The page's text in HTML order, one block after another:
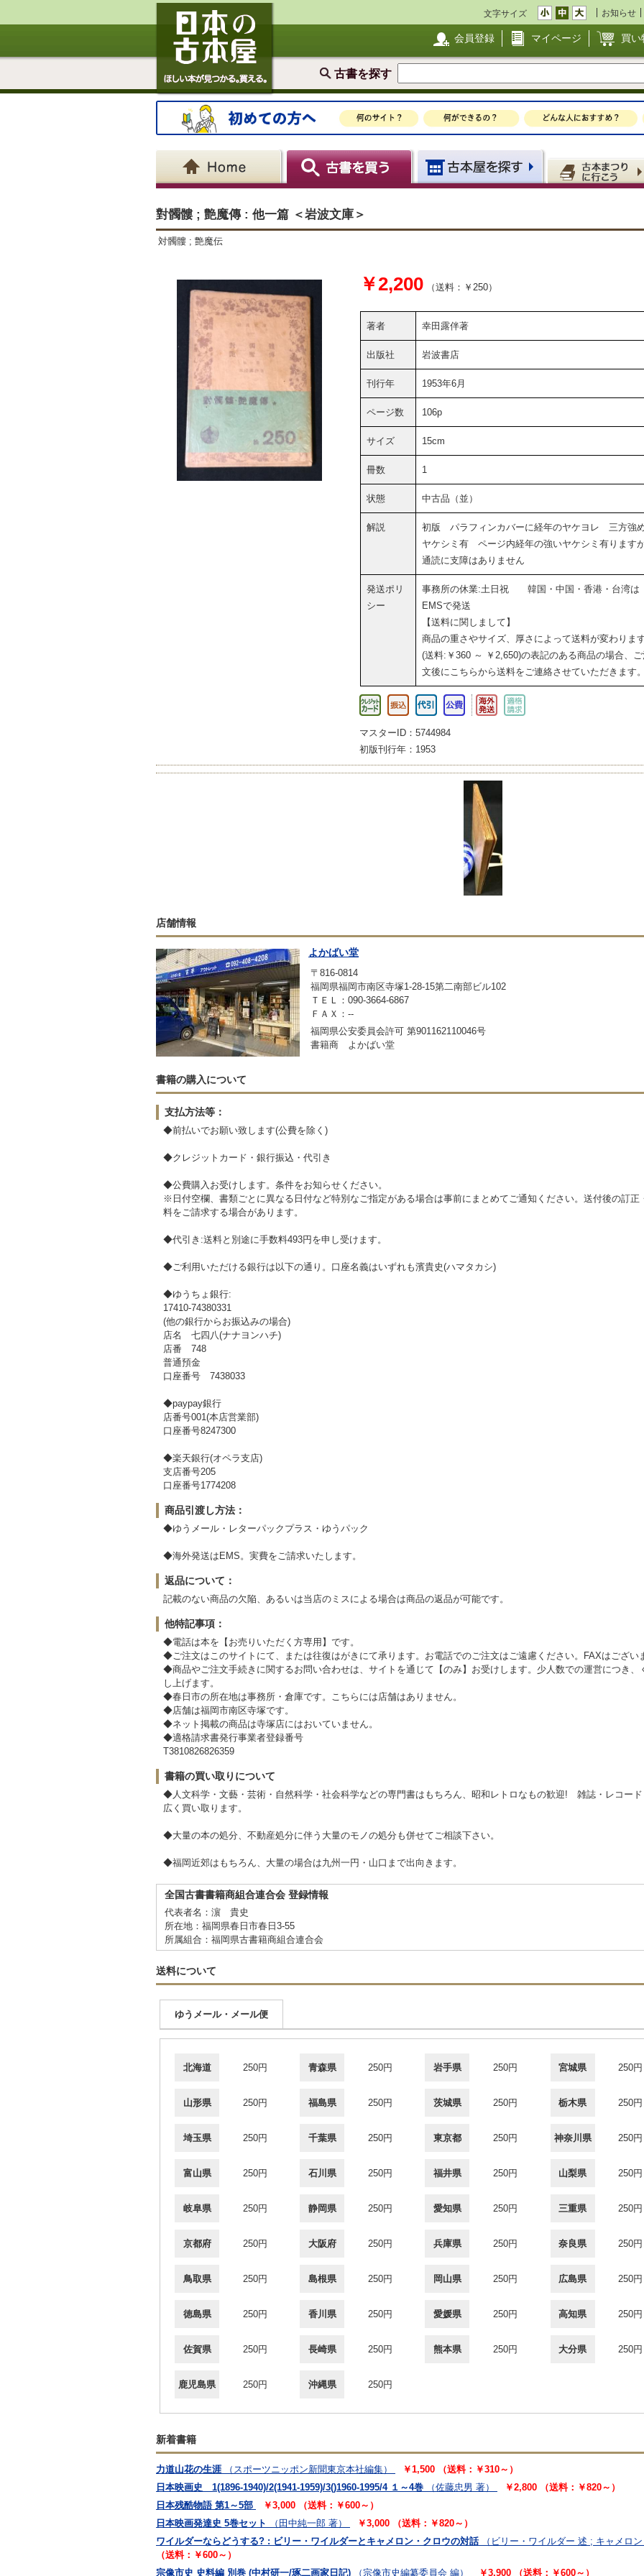
文字サイズ お知らせ
会員登録 マイページ 買い
古書を探す
對髑髏 ; 艶魔傳 : 他一篇 ＜岩波文庫＞
対髑髏 ; 艶魔伝
￥2,200 （送料：￥250）
著者 幸田露伴著
出版社 岩波書店
刊行年 1953年6月
ページ数 106p
サイズ 15cm
冊数 1
状態 中古品（並）
解説
初版 パラフィンカバーに経年のヤケヨレ 三方強
ヤケシミ有 ページ内経年の強いヤケシミ有ります
通読に支障はありません
発送ポリ
シー
事務所の休業:土日祝 韓国・中国・香港・台湾は
EMSで発送
【送料に関しまして】
商品の重さやサイズ、厚さによって送料が変わりま
(送料:￥360 ～ ￥2,650)の表記のある商品の場合、
文後にこちらから送料をご連絡させていただきます
マスターID：5744984
初版刊行年：1953
店舗情報
よかばい堂
〒816-0814
福岡県福岡市南区寺塚1-28-15第二南部ビル102
ＴＥＬ：090-3664-6867
ＦＡＸ：--
福岡県公安委員会許可 第901162110046号
書籍商 よかばい堂
書籍の購入について
支払方法等：
◆前払いでお願い致します(公費を除く)
◆クレジットカード・銀行振込・代引き
◆公費購入お受けします。条件をお知らせください。
※日付空欄、書類ごとに異なる日付など特別なご指定がある場合は事前にまとめてご通知ください。送付後の訂
料をご請求する場合があります。
◆代引き:送料と別途に手数料493円を申し受けます。
◆ご利用いただける銀行は以下の通り。口座名義はいずれも濱貴史(ハマタカシ)
◆ゆうちょ銀行:
17410-74380331
(他の銀行からお振込みの場合)
店名 七四八(ナナヨンハチ)
店番 748
普通預金
口座番号 7438033
◆paypay銀行
店番号001(本店営業部)
口座番号8247300
◆楽天銀行(オペラ支店)
支店番号205
口座番号1774208
商品引渡し方法：
◆ゆうメール・レターパックプラス・ゆうパック
◆海外発送はEMS。実費をご請求いたします。
返品について：
記載のない商品の欠陥、あるいは当店のミスによる場合は商品の返品が可能です。
他特記事項：
◆電話は本を【お売りいただく方専用】です。
◆ご注文はこのサイトにて、または往復はがきにて承ります。お電話でのご注文はご遠慮ください。FAXはござい
◆商品やご注文手続きに関するお問い合わせは、サイトを通じて【のみ】お受けします。少人数での運営につき
し上げます。
◆春日市の所在地は事務所・倉庫です。こちらには店舗はありません。
◆店舗は福岡市南区寺塚です。
◆ネット掲載の商品は寺塚店にはおいていません。
◆適格請求書発行事業者登録番号
T3810826826359
書籍の買い取りについて
◆人文科学・文藝・芸術・自然科学・社会科学などの専門書はもちろん、昭和レトロなもの歓迎! 雑誌・レコー
広く買い取ります。
◆大量の本の処分、不動産処分に伴う大量のモノの処分も併せてご相談下さい。
◆福岡近郊はもちろん、大量の場合は九州一円・山口まで出向きます。
全国古書書籍商組合連合会 登録情報
代表者名：濵 貴史
所在地：福岡県春日市春日3-55
所属組合：福岡県古書籍商組合連合会
送料について
ゆうメール・メール便
北海道 250円 青森県 250円 岩手県 250円 宮城県 250円
山形県 250円 福島県 250円 茨城県 250円 栃木県 250円
埼玉県 250円 千葉県 250円 東京都 250円 神奈川県 250円
富山県 250円 石川県 250円 福井県 250円 山梨県 250円
岐阜県 250円 静岡県 250円 愛知県 250円 三重県 250円
京都府 250円 大阪府 250円 兵庫県 250円 奈良県 250円
鳥取県 250円 島根県 250円 岡山県 250円 広島県 250円
徳島県 250円 香川県 250円 愛媛県 250円 高知県 250円
佐賀県 250円 長崎県 250円 熊本県 250円 大分県 250円
鹿児島県 250円 沖縄県 250円
新着書籍
力道山花の生涯 （スポーツニッポン新聞東京本社編集）
￥1,500 （送料：￥310～）
日本映画史 1(1896-1940)/2(1941-1959)/3()1960-1995/4 １～4巻
（佐藤忠男 著）
￥2,800 （送料：￥820～）
日本残酷物語 第1～5部
￥3,000 （送料：￥600～）
日本映画発達史 5巻セット
（田中純一郎 著）
￥3,000 （送料：￥820～）
ワイルダーならどうする? : ビリー・ワイルダーとキャメロン・クロウの対話
（ビリー・ワイルダー 述 ; キャメロ
（送料：￥600～）
宗像市史 史料編 別巻 (中村研一/琢二画家日記)
（宗像市史編纂委員会 編） ￥3,900 （送料：￥600～）